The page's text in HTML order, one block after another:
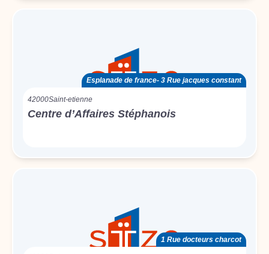
Esplanade de france- 3 Rue jacques constant
42000Saint-etienne
Centre d’Affaires Stéphanois
1 Rue docteurs charcot